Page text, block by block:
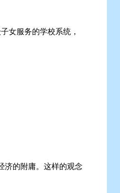
女服务的学校系统，
济的附庸。这样的观念